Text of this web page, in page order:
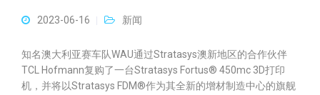
2023-06-16 新闻
知名澳大利亚赛车队WAU通过Stratasys澳新地区的合作伙伴
TCL Hofmann复购了一台Stratasys Fortus® 450mc 3D打印
机，并将以Stratasys FDM®作为其全新的增材制造中心的旗舰